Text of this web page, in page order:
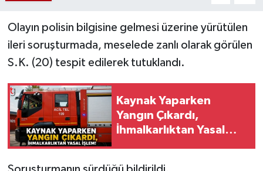
Olayın polisin bilgisine gelmesi üzerine yürütülen
ileri soruşturmada, meselede zanlı olarak görülen
S.K. (20) tespit edilerek tutuklandı.
Kaynak Yaparken
Yangın Çıkardı,
İhmalkarlıktan Yasal